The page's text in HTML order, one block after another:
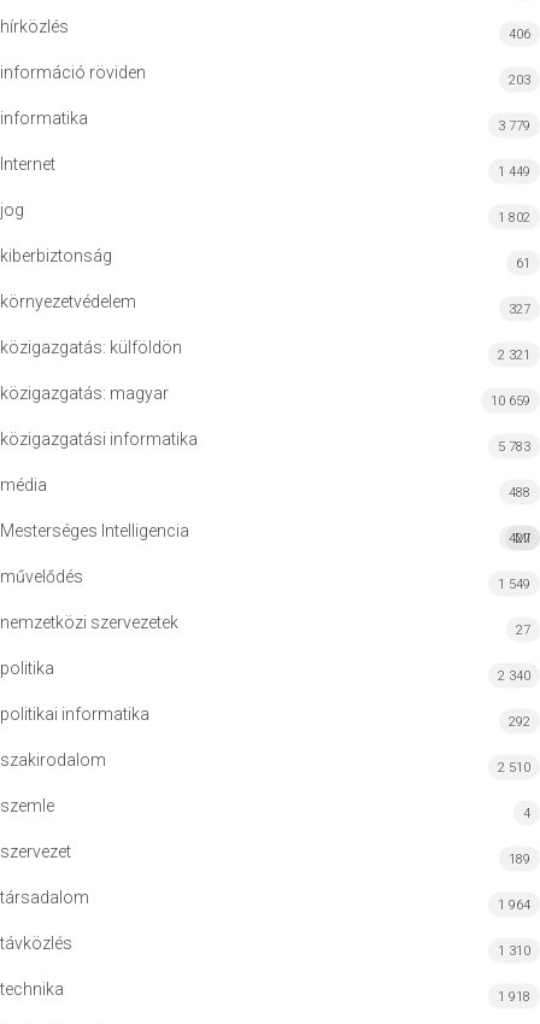
hírközlés 406
információ röviden 203
informatika 3 779
Internet 1 449
jog 1 802
kiberbiztonság 61
környezetvédelem 327
közigazgatás: külföldön 2 321
közigazgatás: magyar 10 659
közigazgatási informatika 5 783
média 488
Mesterséges Intelligencia MI
427
művelődés 1 549
nemzetközi szervezetek 27
politika 2 340
politikai informatika 292
szakirodalom 2 510
szemle 4
szervezet 189
társadalom 1 964
távközlés 1 310
technika 1 918